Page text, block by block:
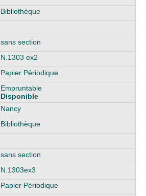
Bibliothèque
sans section
N.1303 ex2
Papier Périodique
Empruntable
Disponible
Nancy
Bibliothèque
sans section
N.1303ex3
Papier Périodique